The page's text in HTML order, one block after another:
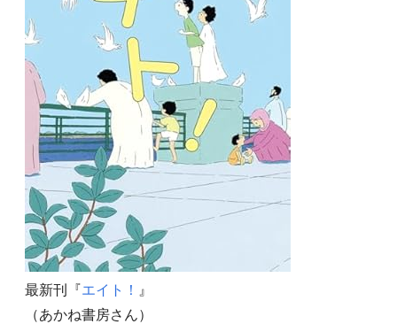
最新刊『エイト！
』
（あかね書房さん）